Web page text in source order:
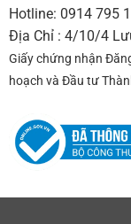
Hotline: 0914 795
Địa Chỉ : 4/10/4
Giấy chứng nhận
hoạch và Đầu tư